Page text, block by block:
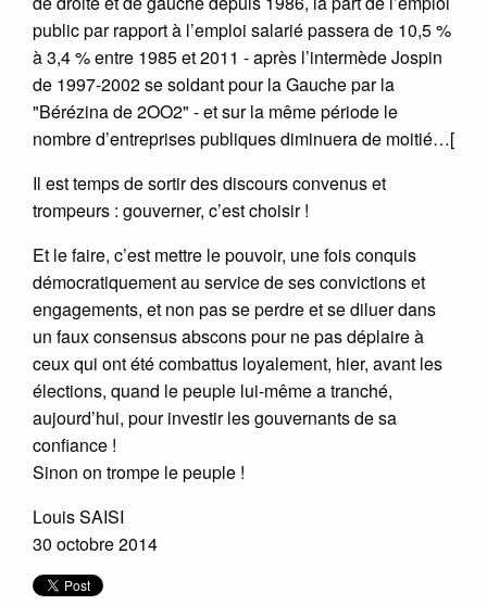
public par rapport à l’emploi salarié passera de 10,5 %
à 3,4 % entre 1985 et 2011 - après l’intermède Jospin
de 1997-2002 se soldant pour la Gauche par la
"Bérézina de 2OO2" - et sur la même période le
nombre d’entreprises publiques diminuera de moitié…[
Il est temps de sortir des discours convenus et
trompeurs : gouverner, c’est choisir !
Et le faire, c’est mettre le pouvoir, une fois conquis
démocratiquement au service de ses convictions et
engagements, et non pas se perdre et se diluer dans
un faux consensus abscons pour ne pas déplaire à
ceux qui ont été combattus loyalement, hier, avant les
élections, quand le peuple lui-même a tranché,
aujourd’hui, pour investir les gouvernants de sa
confiance !
Sinon on trompe le peuple !
Louis SAISI
30 octobre 2014